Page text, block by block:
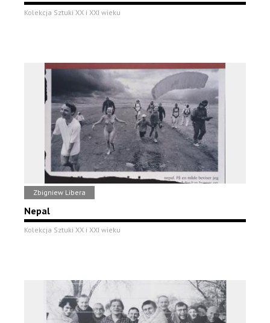
Kolekcja Sztuki XX i XXI wieku
Zbigniew Libera
Nepal
Kolekcja Sztuki XX i XXI wieku